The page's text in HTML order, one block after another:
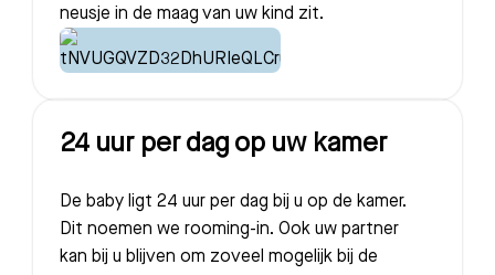
neusje in de maag van uw kind zit.
24 uur per dag op uw kamer
De baby ligt 24 uur per dag bij u op de kamer.
Dit noemen we rooming-in. Ook uw partner
kan bij u blijven om zoveel mogelijk bij de